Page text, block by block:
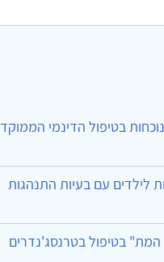
בטיפול הדינמי הממוקד
לילדים עם בעיות התנהגות
בטיפול בטרנסג'נדרים